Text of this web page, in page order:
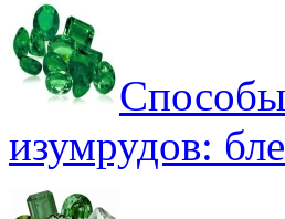
Способы
изумрудов: